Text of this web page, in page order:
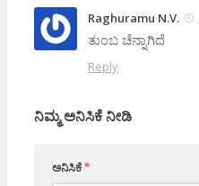
Raghuramu N.V.
ತುಂಬ ಚೆನ್ನಾಗಿದೆ
Reply
ನಿಮ್ಮ ಅನಿಸಿಕೆ ನೀಡಿ
ಅನಿಸಿಕೆ*